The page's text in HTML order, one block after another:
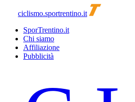
ciclismo.sportrentino.it
SporTrentino.it
Chi siamo
Affiliazione
Pubblicità